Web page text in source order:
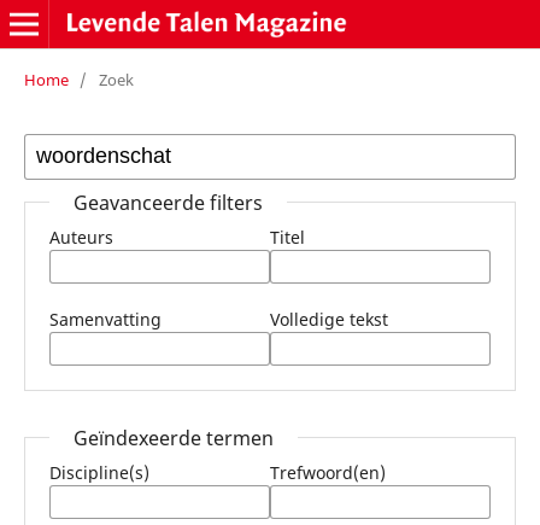
Home / Zoek
Geavanceerde filters
Auteurs Titel
Samenvatting Volledige tekst
Geïndexeerde termen
Discipline(s) Trefwoord(en)